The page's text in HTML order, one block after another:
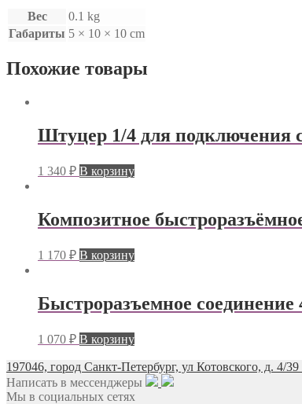
Вес
0.1 kg
Габариты 5 × 10 × 10 cm
Похожие товары
Штуцер 1/4 для подключения
1 340 ₽ В корзину
Композитное
1 170 ₽ В корзину
Быстроразъемное
1 070 ₽ В корзину
197046, город Санкт-Петербург, ул Котовского, д. 4/
Написать в мессенджеры
Мы в социальных сетях